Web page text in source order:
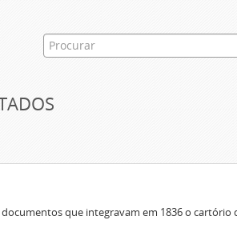
que integravam em 1836 o cartório